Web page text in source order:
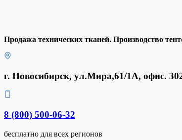
Продажа технических тканей. Производство
г. Новосибирск, ул.Мира,61/1А, офис.
8 (800) 500-06-32
бесплатно для всех регионов